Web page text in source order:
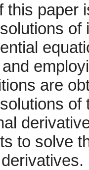
this paper
are
to solve